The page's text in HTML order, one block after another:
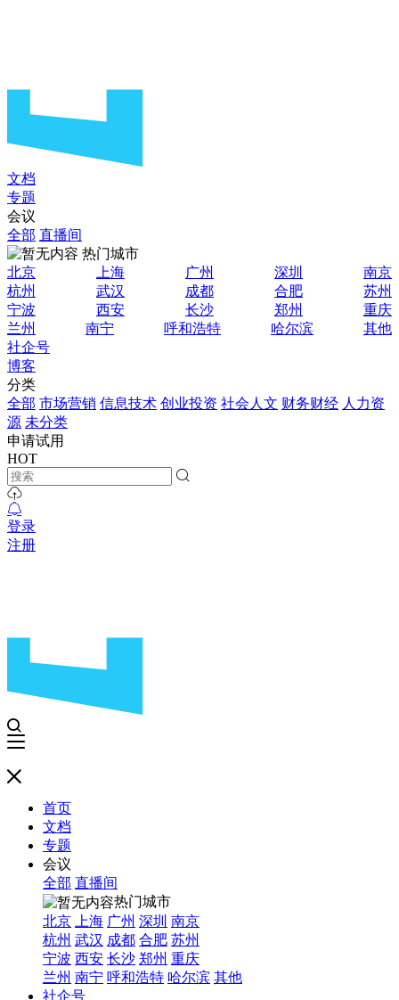
文档
专题
会议
全部 直播间
热门城市
北京
上海 广州 深圳
南京
杭州
武汉 成都 合肥
苏州
宁波
西安 长沙 郑州
重庆
兰州
南宁 呼和浩特 哈尔滨
其他
社企号
博客
分类
全部 市场营销 信息技术 创业投资 社会人文 财务财经 人力资
源 未分类
申请试用
HOT
登录
注册
首页
文档
专题
会议
全部 直播间
热门城市
北京
上海 广州 深圳 南京
杭州 武汉 成都 合肥 苏州
宁波 西安 长沙 郑州 重庆
兰州 南宁 呼和浩特 哈尔滨 其他
社企号